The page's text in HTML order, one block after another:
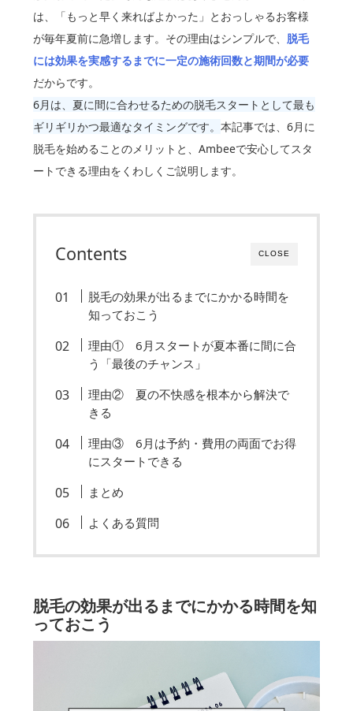
は、「もっと早く来ればよかった」とおっしゃるお客様
が毎年夏前に急増します。その理由はシンプルで、 脱毛
には効果を実感するまでに一定の施術回数と期間が必要
だからです。
6月は、夏に間に合わせるための脱毛スタートとして最も
ギリギリかつ最適なタイミングです。本記事では、6月に
脱毛を始めることのメリットと、Ambeeで安心してスタ
ートできる理由をくわしくご説明します。
CLOSE
Contents
脱毛の効果が出るまでにかかる時間を
知っておこう
理由① 6月スタートが夏本番に間に合
う「最後のチャンス」
理由② 夏の不快感を根本から解決で
きる
理由③ 6月は予約・費用の両面でお得
にスタートできる
まとめ
よくある質問
脱毛の効果が出るまでにかかる時間を知
っておこう